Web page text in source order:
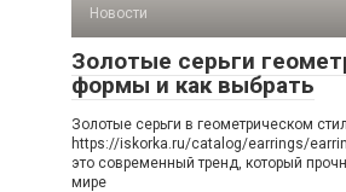
Новости
Золотые серьги
формы и как выбрать
Золотые серьги в геометрическом
https://iskorka.ru/catalog/earrings/
это современный тренд, который
мире